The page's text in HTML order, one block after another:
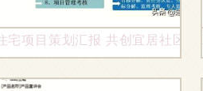
值评估指南
宅项目策划汇报 共创宜居社区